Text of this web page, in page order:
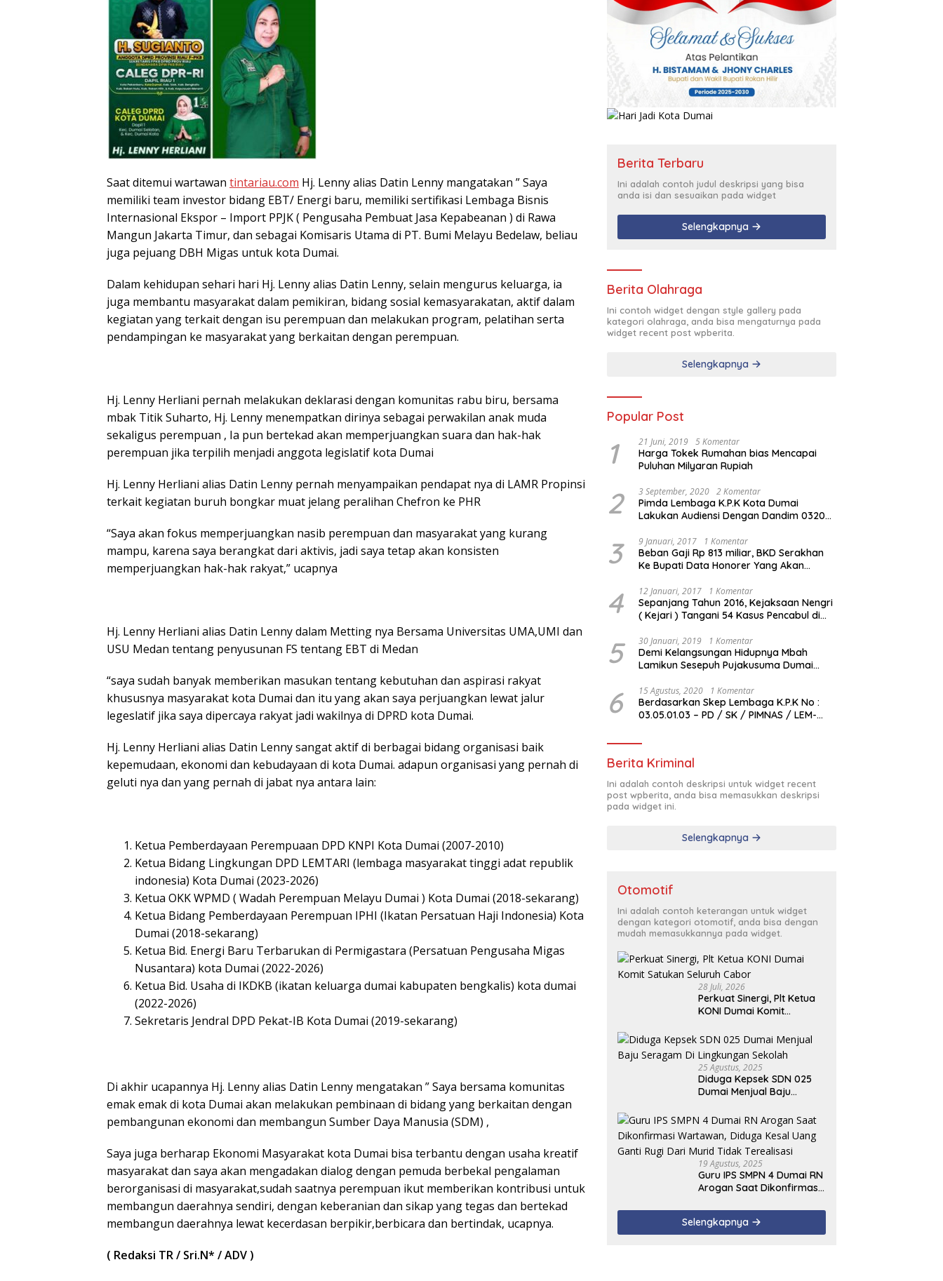
Saat ditemui wartawan tintariau.com Hj. Lenny alias Datin Lenny mangatakan ” Saya
memiliki team investor bidang EBT/ Energi baru, memiliki sertifikasi Lembaga Bisnis
Internasional Ekspor – Import PPJK ( Pengusaha Pembuat Jasa Kepabeanan ) di Rawa
Mangun Jakarta Timur, dan sebagai Komisaris Utama di PT. Bumi Melayu Bedelaw, beliau
juga pejuang DBH Migas untuk kota Dumai.
Dalam kehidupan sehari hari Hj. Lenny alias Datin Lenny, selain mengurus keluarga, ia
juga membantu masyarakat dalam pemikiran, bidang sosial kemasyarakatan, aktif dalam
kegiatan yang terkait dengan isu perempuan dan melakukan program, pelatihan serta
pendampingan ke masyarakat yang berkaitan dengan perempuan.
Hj. Lenny Herliani pernah melakukan deklarasi dengan komunitas rabu biru, bersama
mbak Titik Suharto, Hj. Lenny menempatkan dirinya sebagai perwakilan anak muda
sekaligus perempuan , Ia pun bertekad akan memperjuangkan suara dan hak-hak
perempuan jika terpilih menjadi anggota legislatif kota Dumai
Hj. Lenny Herliani alias Datin Lenny pernah menyampaikan pendapat nya di LAMR Propinsi
terkait kegiatan buruh bongkar muat jelang peralihan Chefron ke PHR
“Saya akan fokus memperjuangkan nasib perempuan dan masyarakat yang kurang
mampu, karena saya berangkat dari aktivis, jadi saya tetap akan konsisten
memperjuangkan hak-hak rakyat,” ucapnya
Hj. Lenny Herliani alias Datin Lenny dalam Metting nya Bersama Universitas UMA,UMI dan
USU Medan tentang penyusunan FS tentang EBT di Medan
“saya sudah banyak memberikan masukan tentang kebutuhan dan aspirasi rakyat
khususnya masyarakat kota Dumai dan itu yang akan saya perjuangkan lewat jalur
legeslatif jika saya dipercaya rakyat jadi wakilnya di DPRD kota Dumai.
Hj. Lenny Herliani alias Datin Lenny sangat aktif di berbagai bidang organisasi baik
kepemudaan, ekonomi dan kebudayaan di kota Dumai. adapun organisasi yang pernah di
geluti nya dan yang pernah di jabat nya antara lain:
Ketua Pemberdayaan Perempuaan DPD KNPI Kota Dumai (2007-2010)
Ketua Bidang Lingkungan DPD LEMTARI (lembaga masyarakat tinggi adat republik
indonesia) Kota Dumai (2023-2026)
Ketua OKK WPMD ( Wadah Perempuan Melayu Dumai ) Kota Dumai (2018-sekarang)
Ketua Bidang Pemberdayaan Perempuan IPHI (Ikatan Persatuan Haji Indonesia) Kota
Dumai (2018-sekarang)
Ketua Bid. Energi Baru Terbarukan di Permigastara (Persatuan Pengusaha Migas
Nusantara) kota Dumai (2022-2026)
Ketua Bid. Usaha di IKDKB (ikatan keluarga dumai kabupaten bengkalis) kota dumai
(2022-2026)
Sekretaris Jendral DPD Pekat-IB Kota Dumai (2019-sekarang)
Di akhir ucapannya Hj. Lenny alias Datin Lenny mengatakan ” Saya bersama komunitas
emak emak di kota Dumai akan melakukan pembinaan di bidang yang berkaitan dengan
pembangunan ekonomi dan membangun Sumber Daya Manusia (SDM) ,
Saya juga berharap Ekonomi Masyarakat kota Dumai bisa terbantu dengan usaha kreatif
masyarakat dan saya akan mengadakan dialog dengan pemuda berbekal pengalaman
berorganisasi di masyarakat,sudah saatnya perempuan ikut memberikan kontribusi untuk
membangun daerahnya sendiri, dengan keberanian dan sikap yang tegas dan bertekad
membangun daerahnya lewat kecerdasan berpikir,berbicara dan bertindak, ucapnya.
( Redaksi TR / Sri.N* / ADV )
Berita Terbaru
Ini adalah contoh judul deskripsi yang bisa
anda isi dan sesuaikan pada widget
Selengkapnya
Berita Olahraga
Ini contoh widget dengan style gallery pada
kategori olahraga, anda bisa mengaturnya pada
widget recent post wpberita.
Selengkapnya
Popular Post
1 21 Juni, 2019 5 Komentar
Harga Tokek Rumahan bias Mencapai
Puluhan Milyaran Rupiah
2 3 September, 2020 2 Komentar
Pimda Lembaga K.P.K Kota Dumai
Lakukan Audiensi Dengan Dandim 0320
3 9 Januari, 2017 1 Komentar
Beban Gaji Rp 813 miliar, BKD Serakhan
Ke Bupati Data Honorer Yang Akan
4 12 Januari, 2017 1 Komentar
Sepanjang Tahun 2016, Kejaksaan Nengri
( Kejari ) Tangani 54 Kasus Pencabul di
5 30 Januari, 2019 1 Komentar
Demi Kelangsungan Hidupnya Mbah
Lamikun Sesepuh Pujakusuma Dumai
6 15 Agustus, 2020 1 Komentar
Berdasarkan Skep Lembaga K.P.K No :
03.05.01.03 – PD / SK / PIMNAS / LEM-
Lembaga K.P.K Dumai Terbentuk
Berita Kriminal
Ini adalah contoh deskripsi untuk widget recent
post wpberita, anda bisa memasukkan deskripsi
pada widget ini.
Selengkapnya
Otomotif
Ini adalah contoh keterangan untuk widget
dengan kategori otomotif, anda bisa dengan
mudah memasukkannya pada widget.
28 Juli, 2026
Perkuat Sinergi, Plt Ketua
KONI Dumai Komit
25 Agustus, 2025
Diduga Kepsek SDN 025
Dumai Menjual Baju
Sekolah
19 Agustus, 2025
Guru IPS SMPN 4 Dumai RN
Arogan Saat Dikonfirmasi
Uang Ganti Rugi Dari Murid
Tidak Terealisasi
Selengkapnya